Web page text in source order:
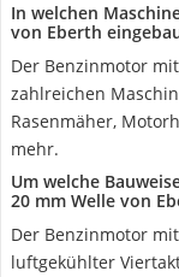
In welchen
von Eberth
Der Benzinmotor
zahlreichen
Rasenmäher,
mehr.
Um welche
20 mm Welle von
Der Benzinmotor
luftgekühlter